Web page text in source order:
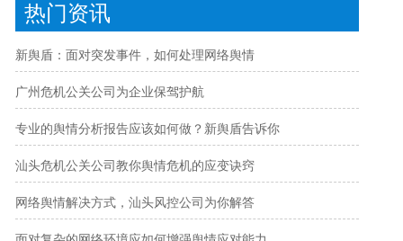
热门资讯
新舆盾：面对突发事件，如何处理网络舆情
广州危机公关公司为企业保驾护航
专业的舆情分析报告应该如何做？新舆盾告诉你
汕头危机公关公司教你舆情危机的应变诀窍
网络舆情解决方式，汕头风控公司为你解答